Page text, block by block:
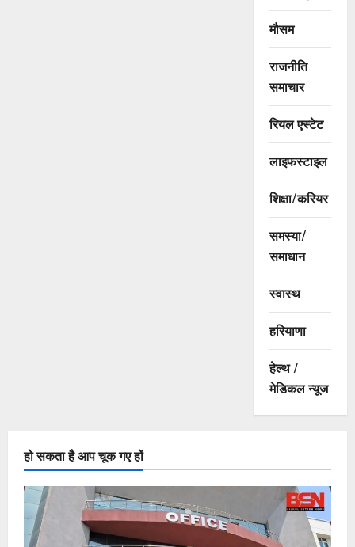
मौसम
राजनीति
समाचार
रियल एस्टेट
लाइफस्टाइल
शिक्षा/करियर
समस्या/
समाधान
स्वास्थ
हरियाणा
हेल्थ /
मेडिकल न्यूज
हो सकता है आप चूक गए हों